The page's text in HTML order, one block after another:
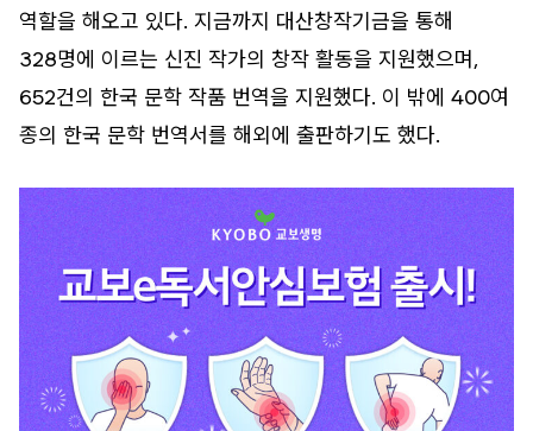
역할을 해오고 있다. 지금까지 대산창작기금을 통해
328명에 이르는 신진 작가의 창작 활동을 지원했으며,
652건의 한국 문학 작품 번역을 지원했다. 이 밖에 400여
종의 한국 문학 번역서를 해외에 출판하기도 했다.